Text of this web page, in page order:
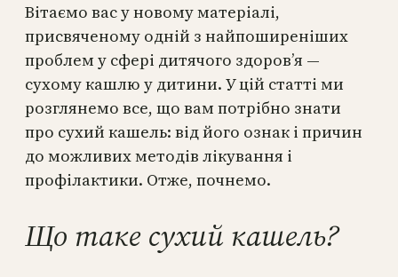
Вітаємо вас у новому матеріалі,
присвяченому одній з найпоширеніших
проблем у сфері дитячого здоров’я —
сухому кашлю у дитини. У цій статті ми
розглянемо все, що вам потрібно знати
про сухий кашель: від його ознак і причин
до можливих методів лікування і
профілактики. Отже, почнемо.
Що таке сухий кашель?